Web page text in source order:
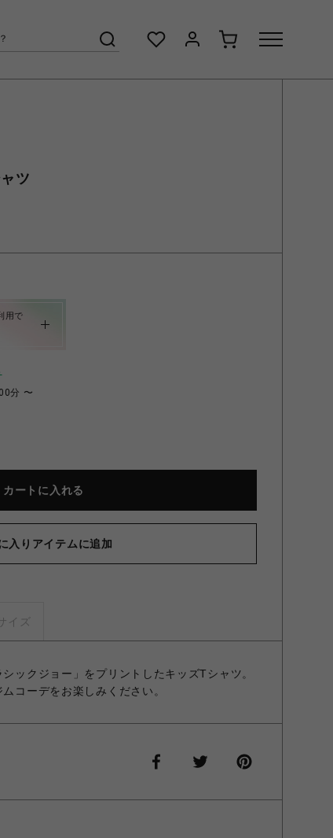
ツ
用で
分 〜
カートに入れる
入りアイテムに追加
イズ
ックジョー」をプリントしたキッズTシャツ。
コーデをお楽しみください。